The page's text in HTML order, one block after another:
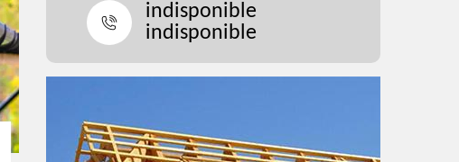
indisponible
indisponible